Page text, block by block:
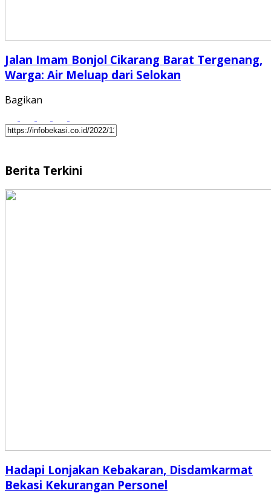
Jalan Imam Bonjol Cikarang Barat Tergenang,
Warga: Air Meluap dari Selokan
Bagikan
Berita Terkini
Hadapi Lonjakan Kebakaran, Disdamkarmat
Bekasi Kekurangan Personel